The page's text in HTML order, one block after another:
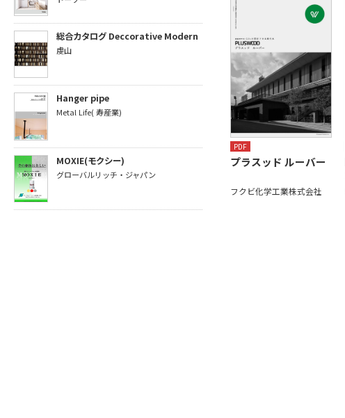
総合カタログ Deccorative Modern
虔山
Hanger pipe
Metal Life( 寿産業)
MOXIE(モクシー)
グローバルリッチ・ジャパン
PDF
プラスッド ルーバー
フクビ化学工業株式会社